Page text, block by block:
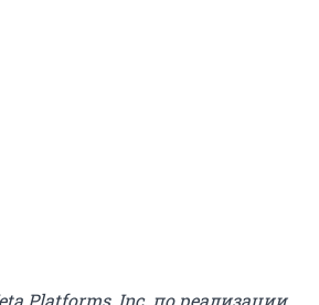
Platforms, Inc. по реализации